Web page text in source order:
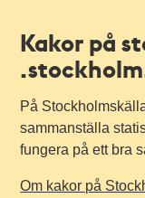
Kakor på
På
sammanställa
fungera på ett bra
Om kakor på